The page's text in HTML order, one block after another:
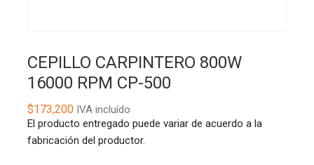
CEPILLO CARPINTERO 800W
16000 RPM CP-500
$173,200IVA incluído
El producto entregado puede variar de acuerdo a la
fabricación del productor.